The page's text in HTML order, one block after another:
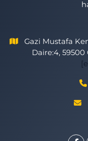
Gazi Mustafa
Daire:4,